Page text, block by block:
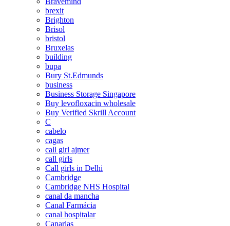
brexit
Brighton
Brisol
bristol
Bruxelas
building
bupa
Bury St.Edmunds
business
Business Storage Singapore
Buy levofloxacin wholesale
Buy Verified Skrill Account
C
cabelo
cagas
call girl ajmer
call girls
Call girls in Delhi
Cambridge
Cambridge NHS Hospital
canal da mancha
Canal Farmácia
canal hospitalar
Canarias